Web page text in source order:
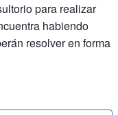
para realizar
habiendo
resolver en forma